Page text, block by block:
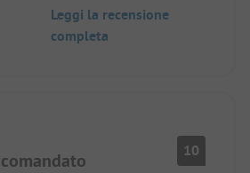
Leggi la recensione
completa
10